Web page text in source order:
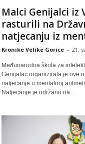
Malci Genijalci iz
rasturili na
natjecanju iz
Kronike Velike Gorice - 21.
Međunarodna škola za
Genijalac organizirala je ove
natjecanje u mentalnoj
Natjecanje je održano na...